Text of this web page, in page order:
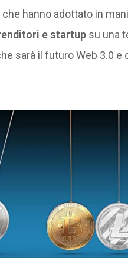
hanno adottato in
e startupsu una
sarà il futuro Web 3.0